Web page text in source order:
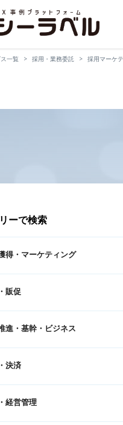
一覧 採用・業務委託 採用マーケ
ーで検索
得・マーケティング
販促
進・基幹・ビジネス
決済
経営管理